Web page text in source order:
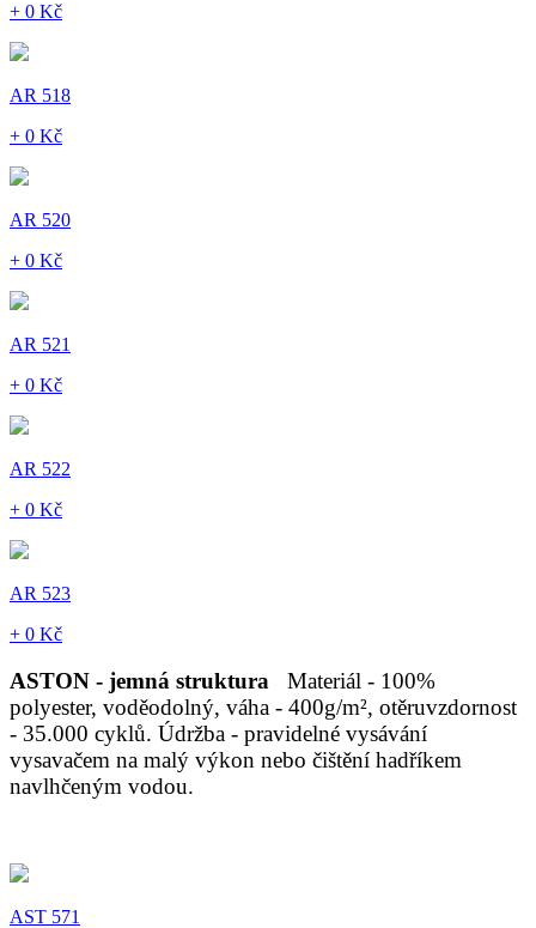
+ 0 Kč
AR 518
+ 0 Kč
AR 520
+ 0 Kč
AR 521
+ 0 Kč
AR 522
+ 0 Kč
AR 523
+ 0 Kč
ASTON - jemná struktura
Materiál - 100%
polyester, voděodolný, váha - 400g/m², otěruvzdornost
- 35.000 cyklů. Údržba - pravidelné vysávání
vysavačem na malý výkon nebo čištění hadříkem
navlhčeným vodou.
AST 571